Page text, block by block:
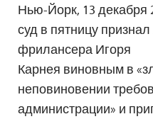
Нью-Йорк, 13 декабря
суд в пятницу
фрилансера Игоря
Карнея виновным в
неповиновении
администрации» и